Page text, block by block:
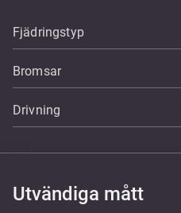
Fjädringstyp
Bromsar
Drivning
Utvändiga mått